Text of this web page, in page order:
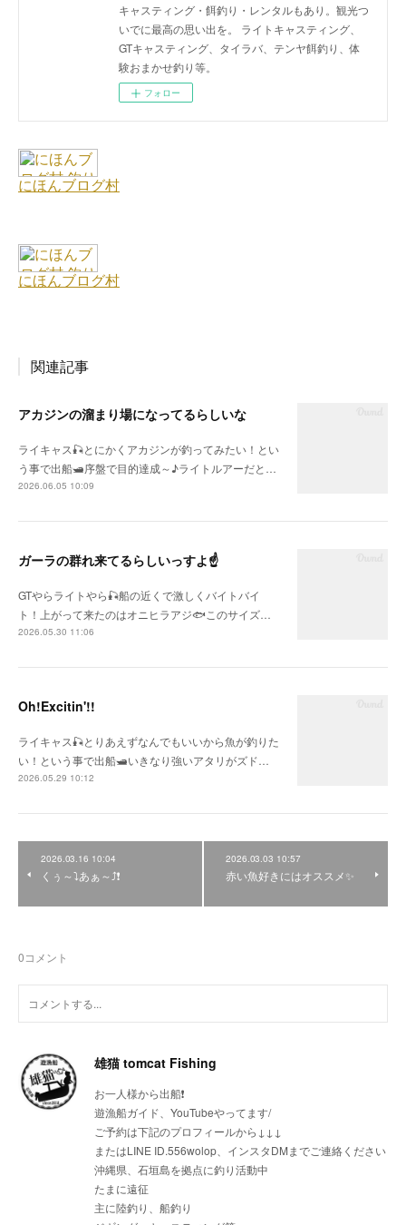
キャスティング・餌釣り・レンタルもあり。観光つ
いでに最高の思い出を。 ライトキャスティング、
GTキャスティング、タイラバ、テンヤ餌釣り、体
験おまかせ釣り等。
フォロー
関連記事
アカジンの溜まり場になってるらしいな
ライキャス🎣とにかくアカジンが釣ってみたい！とい
う事で出船🛥序盤で目的達成～♪ライトルアーだと…
2026.06.05 10:09
ガーラの群れ来てるらしいっすよ☝
GTやらライトやら🎣船の近くで激しくバイトバイ
ト！上がって来たのはオニヒラアジ🐟このサイズ…
2026.05.30 11:06
Oh!Excitin'!!
ライキャス🎣とりあえずなんでもいいから魚が釣りた
い！という事で出船🛥いきなり強いアタリがズド…
2026.05.29 10:12
2026.03.16 10:04
くぅ～⤵あぁ～⤴❗
2026.03.03 10:57
赤い魚好きにはオススメ✨
0コメント
雄猫 tomcat Fishing
お一人様から出船❗
遊漁船ガイド、YouTubeやってます/
ご予約は下記のプロフィールから↓↓↓
またはLINE ID.556wolop、インスタDMまでご連絡ください
沖縄県、石垣島を拠点に釣り活動中
たまに遠征
主に陸釣り、船釣り